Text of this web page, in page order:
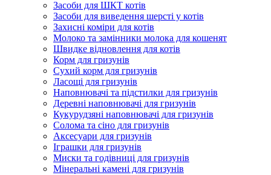
Засоби для ШКТ котів
Засоби для виведення шерсті у котів
Захисні коміри для котів
Молоко та замінники молока для кошенят
Швидке відновлення для котів
Корм для гризунів
Сухий корм для гризунів
Ласощі для гризунів
Наповнювачі та підстилки для гризунів
Деревні наповнювачі для гризунів
Кукурудзяні наповнювачі для гризунів
Солома та сіно для гризунів
Аксесуари для гризунів
Іграшки для гризунів
Миски та годівниці для гризунів
Мінеральні камені для гризунів